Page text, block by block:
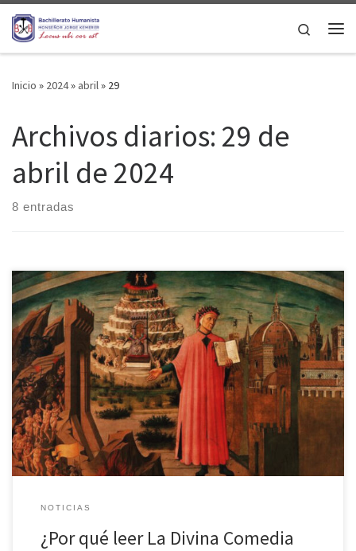
Saltar al contenido
Search
Inicio » 2024» abril» 29
Archivos diarios: 29 de
abril de 2024
8 entradas
Hay obras que ya han entrado en la memoria general de las
personas y cuya lectura es siempre una relectura. Nunca la
habremos explorado del todo; de tal manera que el más gastado
y repetido de los tercetos puede en algún momento revelarnos
quienes somos o dispararnos preguntas fundamentales. A […]
NOTICIAS
¿Por qué leer La Divina Comedia